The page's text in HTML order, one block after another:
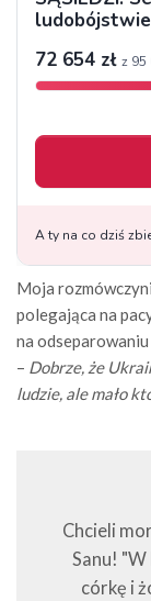
Moja
polegająca na
na
– Dobrze, że
ludzie, ale mało
Chcieli
Sanu!
córkę i